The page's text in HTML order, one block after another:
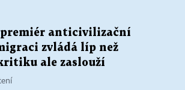
premiér anticivilizační
zvládá líp než
ale zaslouží